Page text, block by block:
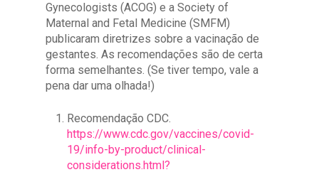
Gynecologists (ACOG) e a Society of
Maternal and Fetal Medicine (SMFM)
publicaram diretrizes sobre a vacinação de
gestantes. As recomendações são de certa
forma semelhantes. (Se tiver tempo, vale a
pena dar uma olhada!)
Recomendação CDC.
https://www.cdc.gov/vaccines/covid-
19/info-by-product/clinical-
considerations.html?